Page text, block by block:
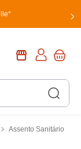
Assento Sanitário